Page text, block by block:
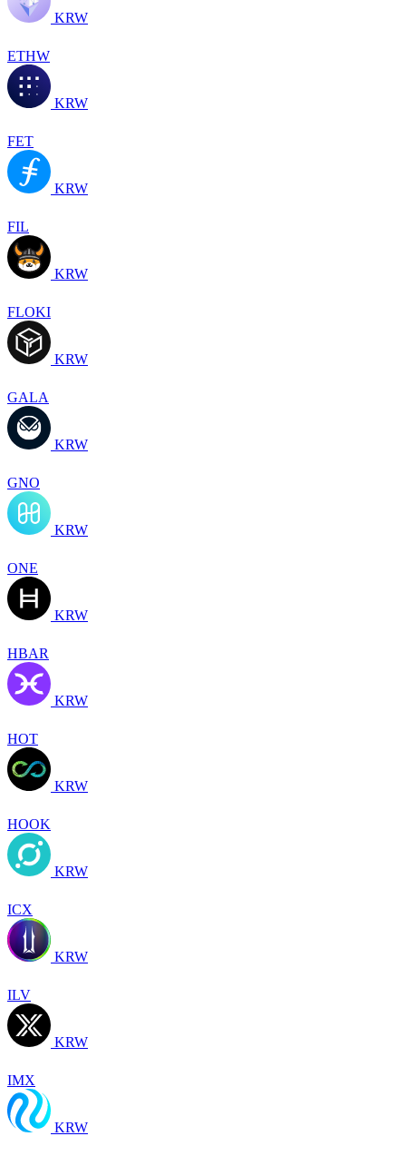
KRW
ETHW
KRW
FET
KRW
FIL
KRW
FLOKI
KRW
GALA
KRW
GNO
KRW
ONE
KRW
HBAR
KRW
HOT
KRW
HOOK
KRW
ICX
KRW
ILV
KRW
IMX
KRW